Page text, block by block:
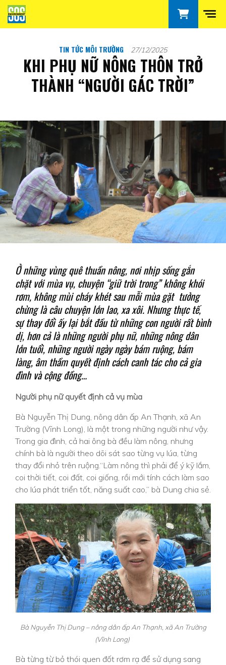
TIN TỨC MÔI TRƯỜNG 27/12/2025
KHI PHỤ NỮ NÔNG THÔN TRỞ
THÀNH “NGƯỜI GÁC TRỜI”
Ở những vùng quê thuần nông, nơi nhịp sống gắn
chặt với mùa vụ, chuyện “giữ trời trong” không khói
rơm, không mùi cháy khét sau mỗi mùa gặt tưởng
chừng là câu chuyện lớn lao, xa xôi. Nhưng thực tế,
sự thay đổi ấy lại bắt đầu từ những con người rất bình
dị, hơn cả là những người phụ nữ, những nông dân
lớn tuổi, những người ngày ngày bám ruộng, bám
làng, âm thầm quyết định cách canh tác cho cả gia
đình và cộng đồng…
Người phụ nữ quyết định cả vụ mùa
Bà Nguyễn Thị Dung, nông dân ấp An Thạnh, xã An
Trường (Vĩnh Long), là một trong những người như vậy.
Trong gia đình, cả hai ông bà đều làm nông, nhưng
chính bà là người theo dõi sát sao từng vụ lúa, từng
thay đổi nhỏ trên ruộng.“Làm nông thì phải để ý kỹ lắm,
coi thời tiết, coi đất, coi giống, rồi mới tính cách làm sao
cho lúa phát triển tốt, năng suất cao,” bà Dung chia sẻ.
Bà Nguyễn Thị Dung – nông dân ấp An Thạnh, xã An Trường
(Vĩnh Long)
Bà từng từ bỏ thói quen đốt rơm rạ để sử dụng sang